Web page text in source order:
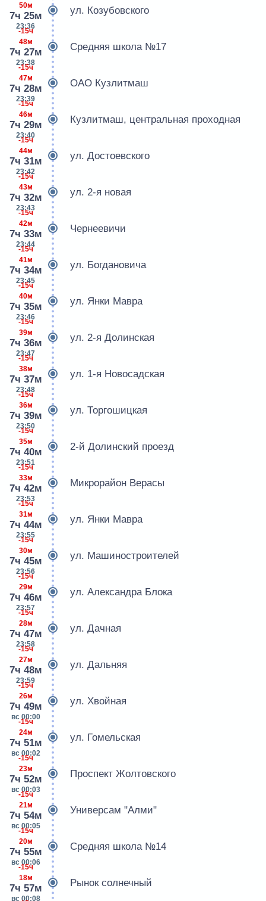
50м
7ч 25м
23:36
ул. Козубовского
-15ч
48м
7ч 27м
23:38
Средняя школа №17
-15ч
47м
7ч 28м
23:39
ОАО Кузлитмаш
-15ч
46м
7ч 29м
23:40
Кузлитмаш, центральная проходная
-15ч
44м
7ч 31м
23:42
ул. Достоевского
-15ч
43м
7ч 32м
23:43
ул. 2-я новая
-15ч
42м
7ч 33м
23:44
Чернеевичи
-15ч
41м
7ч 34м
23:45
ул. Богдановича
-15ч
40м
7ч 35м
23:46
ул. Янки Мавра
-15ч
39м
7ч 36м
23:47
ул. 2-я Долинская
-15ч
38м
7ч 37м
23:48
ул. 1-я Новосадская
-15ч
36м
7ч 39м
23:50
ул. Торгошицкая
-15ч
35м
7ч 40м
23:51
2-й Долинский проезд
-15ч
33м
7ч 42м
23:53
Микрорайон Верасы
-15ч
31м
7ч 44м
23:55
ул. Янки Мавра
-15ч
30м
7ч 45м
23:56
ул. Машиностроителей
-15ч
29м
7ч 46м
23:57
ул. Александра Блока
-15ч
28м
7ч 47м
23:58
ул. Дачная
-15ч
27м
7ч 48м
23:59
ул. Дальняя
-15ч
26м
7ч 49м
вс 00:00
ул. Хвойная
-15ч
24м
7ч 51м
вс 00:02
ул. Гомельская
-15ч
23м
7ч 52м
вс 00:03
Проспект Жолтовского
-15ч
21м
7ч 54м
вс 00:05
Универсам "Алми"
-15ч
20м
7ч 55м
вс 00:06
Средняя школа №14
-15ч
18м
7ч 57м
вс 00:08
Рынок солнечный